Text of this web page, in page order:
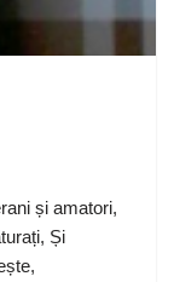
și amatori,
Și